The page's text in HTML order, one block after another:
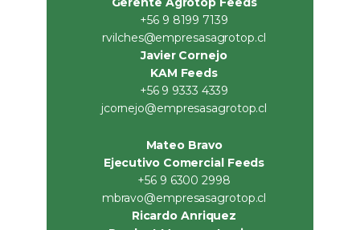
+56 9 8199 7139
rvilches@empresasagrotop.cl
Javier Cornejo
KAM Feeds
+56 9 9333 4339
jcornejo@empresasagrotop.cl
Mateo Bravo
Ejecutivo Comercial Feeds
+56 9 6300 2998
mbravo@empresasagrotop.cl
Ricardo Anriquez